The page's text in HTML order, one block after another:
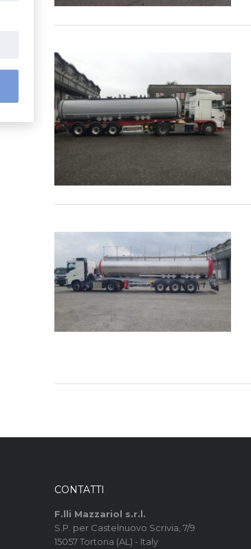
CONTATTI
F.lli Mazzariol s.r.l.
S.P. per Castelnuovo Scrivia, 7/9
15057 Tortona (AL) - Italy